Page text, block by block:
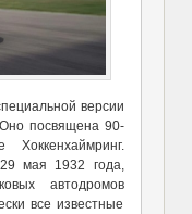
версии
Оно посвящена 90-
мая 1932 года,
автодромов
все известные